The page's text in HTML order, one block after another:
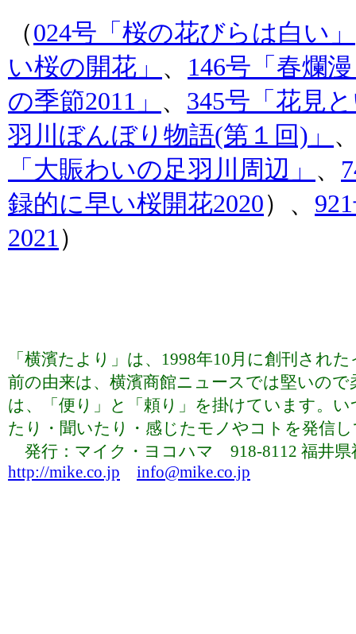
（024号「桜の花びらは白い」
い桜の開花」 、 146号「春爛
の季節2011」 、 345号「花見
羽川ぼんぼり物語(第１回)」
「大賑わいの足羽川周辺」 、
録的に早い桜開花2020） 、
2021 ）
「横濱たより」は、1998年10月に創刊され
前の由来は、横濱商館ニュースでは堅いの
は、「便り」と「頼り」を掛けています。
たり・聞いたり・感じたモノやコトを発信
発行：マイク・ヨコハマ 918-8112 福井
http://mike.co.jp
info@mike.co.jp